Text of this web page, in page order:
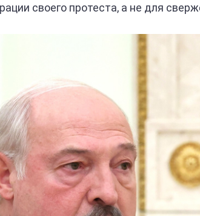
своего протеста, а не для